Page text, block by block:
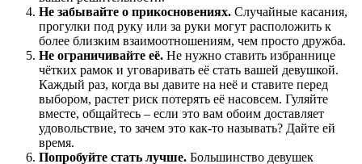
Не забывайте о прикосновениях. Случайные касания,
прогулки под руку или за руки могут расположить к
более близким взаимоотношениям, чем просто дружба.
Не ограничивайте её. Не нужно ставить избраннице
чётких рамок и уговаривать её стать вашей девушкой.
Каждый раз, когда вы давите на неё и ставите перед
выбором, растет риск потерять её насовсем. Гуляйте
вместе, общайтесь – если это вам обоим доставляет
удовольствие, то зачем это как-то называть? Дайте ей
время.
Попробуйте стать лучше. Большинство девушек